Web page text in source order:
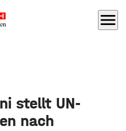
menu
stellt UN-
nach